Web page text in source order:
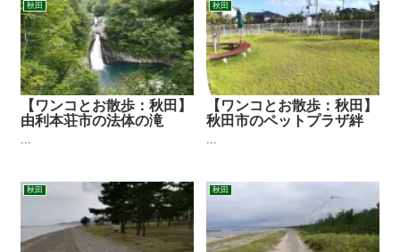
秋田
【ワンコとお散歩：秋田】
由利本荘市の法体の滝
秋田
【ワンコとお散歩：秋田】
秋田市のペットプラザ絆
秋田 秋田